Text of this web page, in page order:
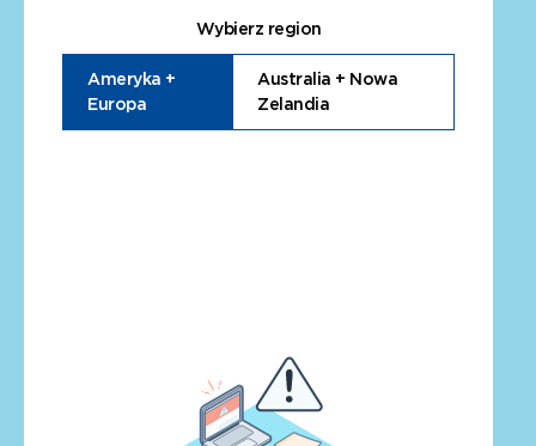
Wybierz region
Ameryka +
Europa
Australia + Nowa
Zelandia